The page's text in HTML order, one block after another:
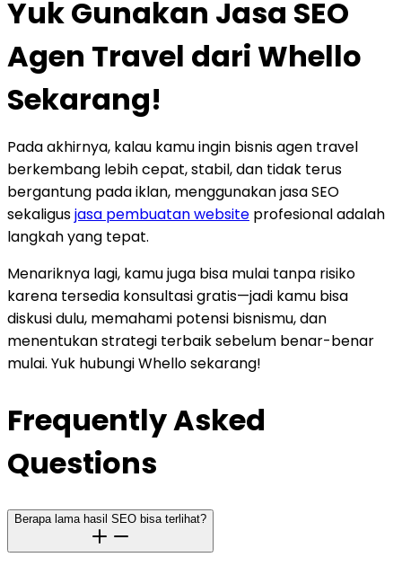
Yuk Gunakan Jasa SEO
Agen Travel dari Whello
Sekarang!
Pada akhirnya, kalau kamu ingin bisnis agen travel
berkembang lebih cepat, stabil, dan tidak terus
bergantung pada iklan, menggunakan jasa SEO
sekaligusjasa pembuatan website profesional adalah
langkah yang tepat.
Menariknya lagi, kamu juga bisa mulai tanpa risiko
karena tersedia konsultasi gratis—jadi kamu bisa
diskusi dulu, memahami potensi bisnismu, dan
menentukan strategi terbaik sebelum benar-benar
mulai. Yuk hubungi Whello sekarang!
Frequently Asked
Questions
Berapa lama hasil SEO bisa terlihat?